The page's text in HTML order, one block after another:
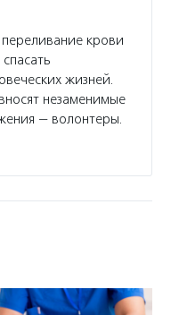
крови
жизней.
незаменимые
— волонтеры.